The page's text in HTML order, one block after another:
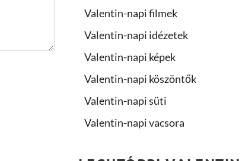
Valentin-napi filmek
Valentin-napi idézetek
Valentin-napi képek
Valentin-napi köszöntők
Valentin-napi süti
Valentin-napi vacsora